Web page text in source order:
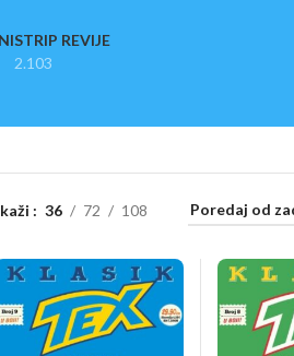
STRIP REVIJE
2.103
36 72 108